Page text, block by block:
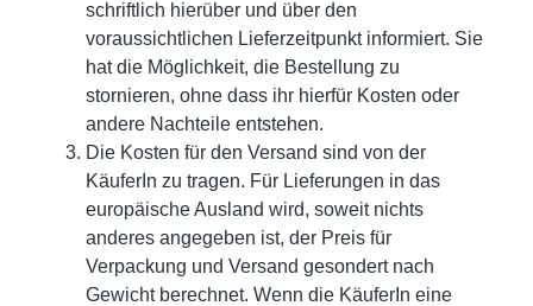
schriftlich hierüber und über den
voraussichtlichen Lieferzeitpunkt informiert. Sie
hat die Möglichkeit, die Bestellung zu
stornieren, ohne dass ihr hierfür Kosten oder
andere Nachteile entstehen.
Die Kosten für den Versand sind von der
KäuferIn zu tragen. Für Lieferungen in das
europäische Ausland wird, soweit nichts
anderes angegeben ist, der Preis für
Verpackung und Versand gesondert nach
Gewicht berechnet. Wenn die KäuferIn eine